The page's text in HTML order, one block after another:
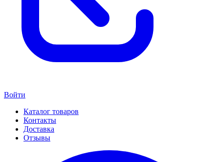
Войти
Каталог товаров
Контакты
Доставка
Отзывы